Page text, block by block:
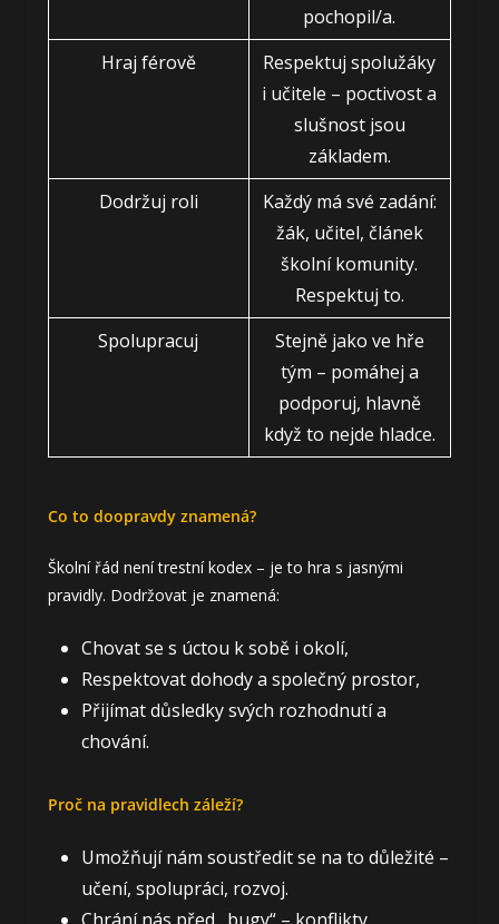
pochopil/a.
Hraj férově
Respektuj spolužáky
i učitele – poctivost a
slušnost jsou
základem.
Dodržuj roli
Každý má své zadání:
žák, učitel, článek
školní komunity.
Respektuj to.
Spolupracuj
Stejně jako ve hře
tým – pomáhej a
podporuj, hlavně
když to nejde hladce.
Co to doopravdy znamená?
Školní řád není trestní kodex – je to hra s jasnými
pravidly. Dodržovat je znamená:
Chovat se s úctou k sobě i okolí,
Respektovat dohody a společný prostor,
Přijímat důsledky svých rozhodnutí a
chování.
Proč na pravidlech záleží?
Umožňují nám soustředit se na to důležité –
učení, spolupráci, rozvoj.